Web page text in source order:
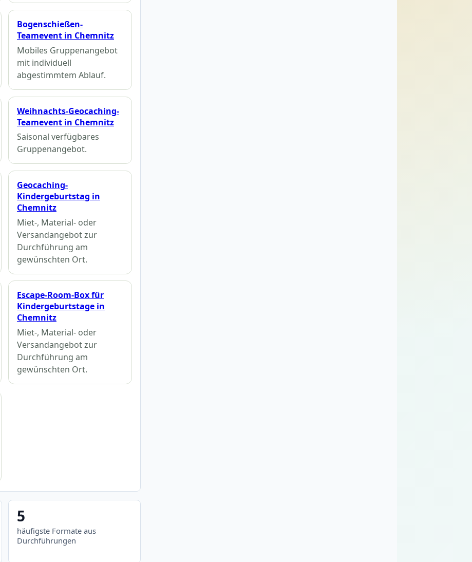
Bogenschießen-
Teamevent in Chemnitz
Mobiles Gruppenangebot
mit individuell
abgestimmtem Ablauf.
Weihnachts-Geocaching-
Teamevent in Chemnitz
Saisonal verfügbares
Gruppenangebot.
Geocaching-
Kindergeburtstag in
Chemnitz
Miet-, Material- oder
Versandangebot zur
Durchführung am
gewünschten Ort.
Escape-Room-Box für
Kindergeburtstage in
Chemnitz
Miet-, Material- oder
Versandangebot zur
Durchführung am
gewünschten Ort.
5
häufigste Formate aus
Durchführungen